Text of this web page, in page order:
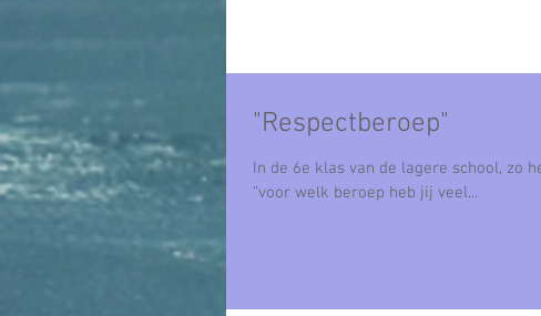
"Respectberoep"
In de 6e klas van de lagere school, zo
“voor welk beroep heb jij veel...